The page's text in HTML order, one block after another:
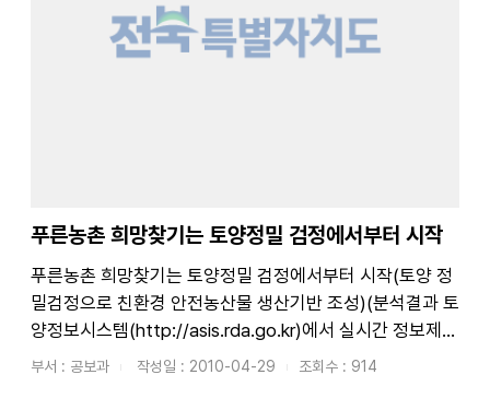
푸른농촌 희망찾기는 토양정밀 검정에서부터 시작
푸른농촌 희망찾기는 토양정밀 검정에서부터 시작(토양 정
밀검정으로 친환경 안전농산물 생산기반 조성)(분석결과 토
양정보시스템(http://asis.rda.go.kr)에서 실시간 정보제
공)○ 도내 주요작물 재배지 토양에 대하여 안전한 농산물
부서 : 공보과 작성일 : 2010-04-29 조회수 : 914